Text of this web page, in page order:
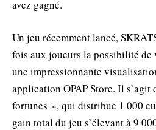
avez gagné.
Un jeu récemment lancé,
fois aux joueurs la possibilité de
une impressionnante
application OPAP Store. Il
fortunes », qui distribue 1 000
gain total du jeu s’élevant à 9